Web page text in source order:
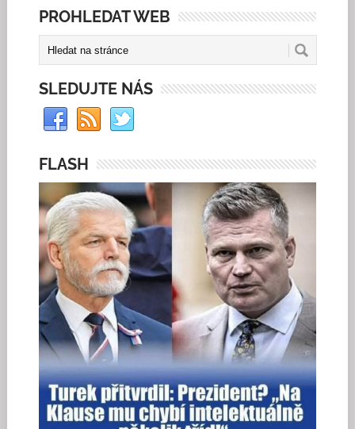
PROHLEDAT WEB
SLEDUJTE NÁS
FLASH